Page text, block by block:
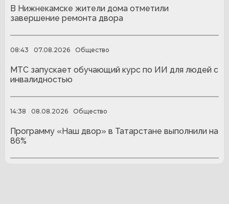
В Нижнекамске жители дома отметили
завершение ремонта двора
08:43 07.08.2026 Общество
МТС запускает обучающий курс по ИИ для людей с
инвалидностью
14:38 08.08.2026 Общество
Программу «Наш двор» в Татарстане выполнили на
86%